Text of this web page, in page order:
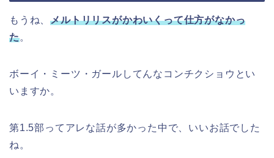
もうね、メルトリリスがかわいくって仕方がなかっ
た。
ボーイ・ミーツ・ガールしてんなコンチクショウとい
いますか。
第1.5部ってアレな話が多かった中で、いいお話でした
ね。